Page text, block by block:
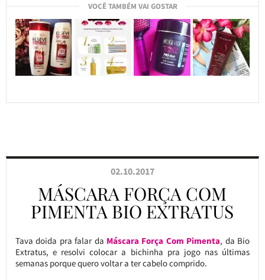
VOCÊ TAMBÉM VAI GOSTAR
02.10.2017
MÁSCARA FORÇA COM
PIMENTA BIO EXTRATUS
Tava doida pra falar da Máscara Força Com Pimenta, da Bio
Extratus, e resolvi colocar a bichinha pra jogo nas últimas
semanas porque quero voltar a ter cabelo comprido.